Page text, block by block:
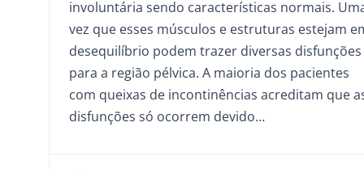
involuntária sendo características normais.
vez que esses músculos e estruturas estejam
desequilíbrio podem trazer diversas disfunções
para a região pélvica. A maioria dos pacientes
com queixas de incontinências acreditam que
disfunções só ocorrem devido…